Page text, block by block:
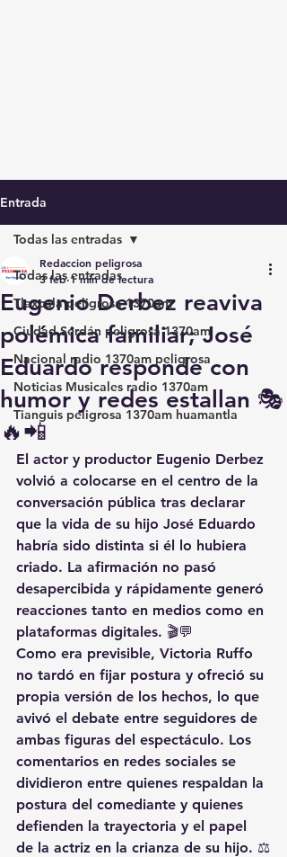
Entrada
Todas las entradas
Tlaxcala peligrosa 1370am
Ciudad Serdán peligrosa 1370am
Nacional radio 1370am peligrosa
Noticias Musicales radio 1370am
Tianguis peligrosa 1370am huamantla
Todas las entradas
Eugenio Derbez reaviva
polémica familiar; José
Eduardo responde con
humor y redes estallan 🎭
🔥📲
Redaccion peligrosa
3 feb 1 min de lectura
El actor y productor Eugenio Derbez
volvió a colocarse en el centro de la
conversación pública tras declarar
que la vida de su hijo José Eduardo
habría sido distinta si él lo hubiera
criado. La afirmación no pasó
desapercibida y rápidamente generó
reacciones tanto en medios como en
plataformas digitales. 🎬💬
Como era previsible, Victoria Ruffo
no tardó en fijar postura y ofreció su
propia versión de los hechos, lo que
avivó el debate entre seguidores de
ambas figuras del espectáculo. Los
comentarios en redes sociales se
dividieron entre quienes respaldan la
postura del comediante y quienes
defienden la trayectoria y el papel
de la actriz en la crianza de su hijo. ⚖️